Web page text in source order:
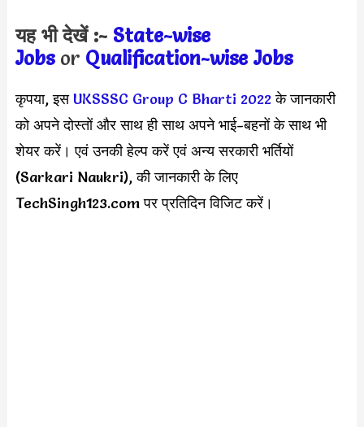
यह भी देखें :- State-wise
Jobs or Qualification-wise Jobs
कृपया, इसUKSSSC Group C Bharti 2022के जानकारी
को अपने दोस्तों और साथ ही साथ अपने भाई-बहनों के साथ भी
शेयर करें। एवं उनकी हेल्प करें एवं अन्य सरकारी भर्तियों
(Sarkari Naukri), की जानकारी के लिए
TechSingh123.com पर प्रतिदिन विजिट करें।